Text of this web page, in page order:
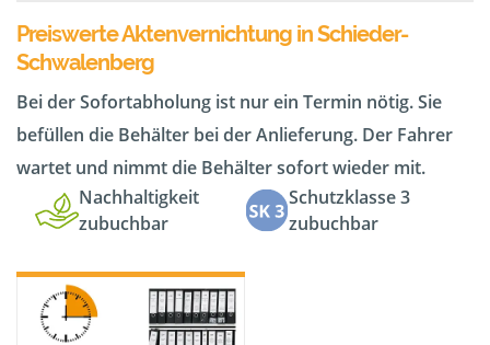
Preiswerte Aktenvernichtung in Schieder-
Schwalenberg
Bei der Sofortabholung ist nur ein Termin nötig. Sie
befüllen die Behälter bei der Anlieferung. Der Fahrer
wartet und nimmt die Behälter sofort wieder mit.
Nachhaltigkeit
zubuchbar
Schutzklasse 3
zubuchbar